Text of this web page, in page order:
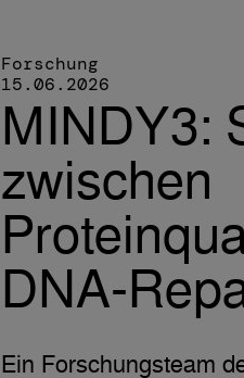
Forschung
15.06.2026
MINDY3:
zwischen
DNA-
Ein Forschungsteam